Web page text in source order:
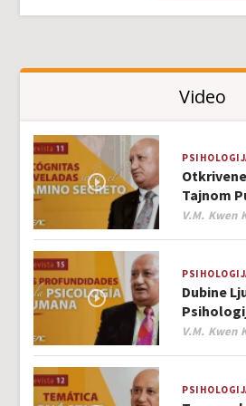
Video
Tajnom
Author
V.M. Kwen
Dubine
Author
V.M. Kwen